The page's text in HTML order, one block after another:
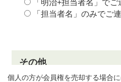
個人の方が会員権を売却する場合